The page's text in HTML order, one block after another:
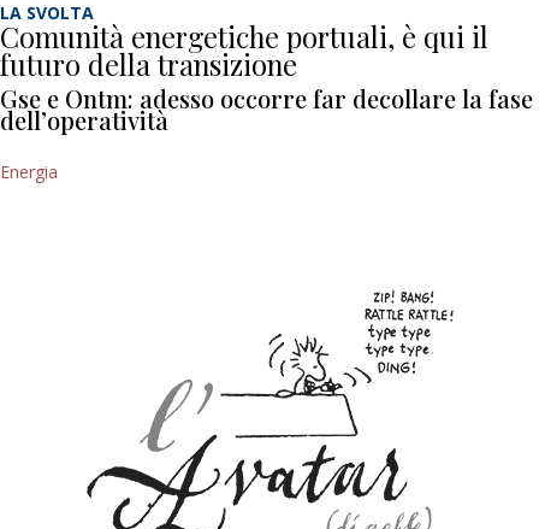
LA SVOLTA
Comunità energetiche portuali, è qui il
futuro della transizione
Gse e Ontm: adesso occorre far decollare la fase
dell’operatività
Energia